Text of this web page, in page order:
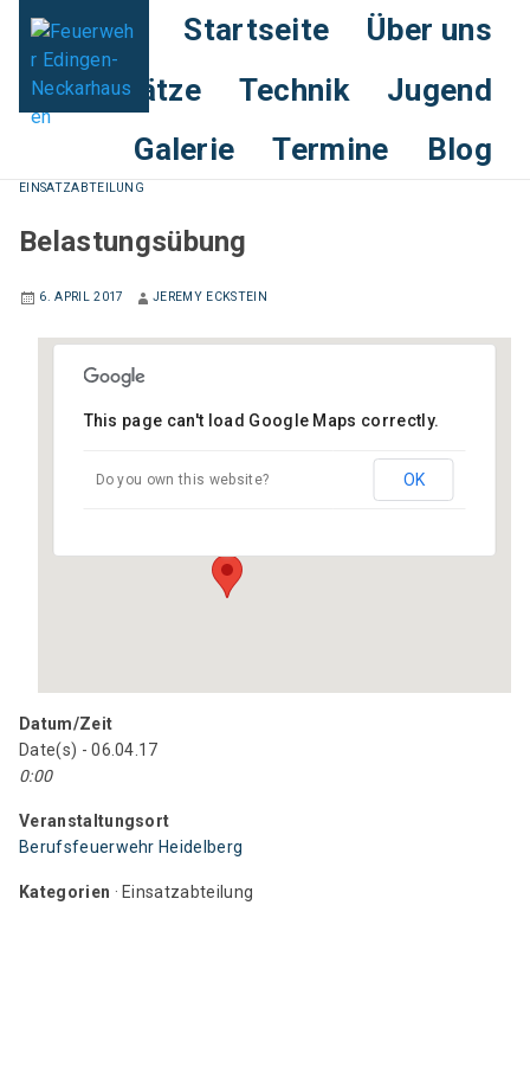
Startseite
Über uns
Einsätze
Technik
Jugend
Galerie
Termine Blog
EINSATZABTEILUNG
Belastungsübung
6. APRIL 2017 JEREMY ECKSTEIN
Berufsfeuerwehr Heidelberg
This page can't load Google Maps correctly.
Do you own this website? OK
Datum/Zeit
Date(s) - 06.04.17
0:00
Veranstaltungsort
Berufsfeuerwehr Heidelberg
Kategorien · Einsatzabteilung